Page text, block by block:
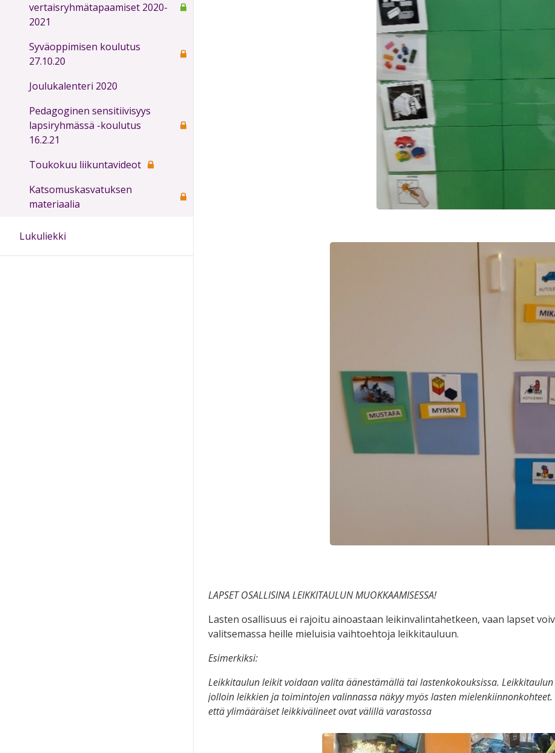
LAPSET OSALLISINA LEIKKITAULUN MUOKKAAMISESSA!
Lasten osallisuus ei rajoitu ainoastaan leikinvalintahetkeen, vaan lapset
valitsemassa heille mieluisia vaihtoehtoja leikkitauluun.
Esimerkiksi:
Leikkitaulun leikit voidaan valita äänestämällä tai lastenkokouksissa.
jolloin leikkien ja toimintojen valinnassa näkyy myös lasten
että ylimääräiset leikkivälineet ovat välillä varastossa
vertaisryhmätapaamiset 2020-
2021
Syväoppimisen koulutus
27.10.20
Joulukalenteri 2020
Pedagoginen sensitiivisyys
lapsiryhmässä -koulutus
16.2.21
Toukokuu liikuntavideot
Katsomuskasvatuksen
materiaalia
Lukuliekki